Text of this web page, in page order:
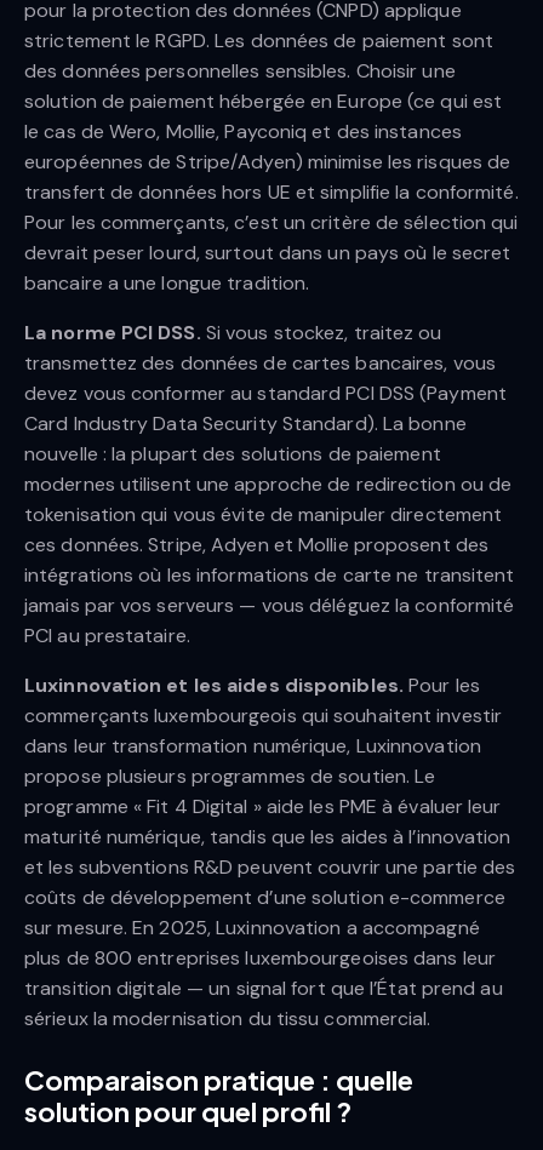
pour la protection des données (CNPD) applique
strictement le RGPD. Les données de paiement sont
des données personnelles sensibles. Choisir une
solution de paiement hébergée en Europe (ce qui est
le cas de Wero, Mollie, Payconiq et des instances
européennes de Stripe/Adyen) minimise les risques de
transfert de données hors UE et simplifie la conformité.
Pour les commerçants, c’est un critère de sélection qui
devrait peser lourd, surtout dans un pays où le secret
bancaire a une longue tradition.
La norme PCI DSS. Si vous stockez, traitez ou
transmettez des données de cartes bancaires, vous
devez vous conformer au standard PCI DSS (Payment
Card Industry Data Security Standard). La bonne
nouvelle : la plupart des solutions de paiement
modernes utilisent une approche de redirection ou de
tokenisation qui vous évite de manipuler directement
ces données. Stripe, Adyen et Mollie proposent des
intégrations où les informations de carte ne transitent
jamais par vos serveurs — vous déléguez la conformité
PCI au prestataire.
Luxinnovation et les aides disponibles. Pour les
commerçants luxembourgeois qui souhaitent investir
dans leur transformation numérique, Luxinnovation
propose plusieurs programmes de soutien. Le
programme « Fit 4 Digital » aide les PME à évaluer leur
maturité numérique, tandis que les aides à l’innovation
et les subventions R&D peuvent couvrir une partie des
coûts de développement d’une solution e-commerce
sur mesure. En 2025, Luxinnovation a accompagné
plus de 800 entreprises luxembourgeoises dans leur
transition digitale — un signal fort que l’État prend au
sérieux la modernisation du tissu commercial.
Comparaison pratique : quelle
solution pour quel profil ?